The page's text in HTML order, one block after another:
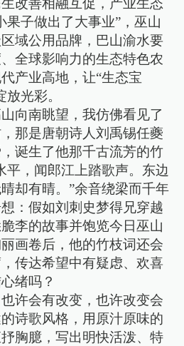
改善相融互促，产业生态
果子做出了大事业”，巫山
域公用品牌，巴山渝水要
全球影响力的生态特色农
产业高地，让“生态宝
光彩。
向南眺望，我仿佛看见了
那是唐朝诗人刘禹锡任夔
诞生了他那千古流芳的竹
平，闻郎江上踏歌声。东边
却有晴。”余音绕梁而千年
：假如刘刺史梦得兄穿越
李的故事并饱览今日巫山
画卷后，他的竹枝词还会
传达希望中有疑虑、欢喜
绪吗？
许会有改变，也许改变会
诗歌风格，用原汁原味的
胸臆，写出明快活泼、特